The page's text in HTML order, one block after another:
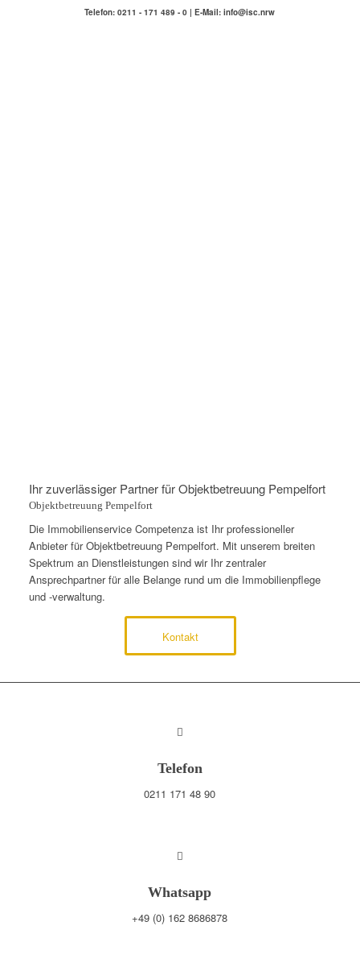
Telefon: 0211 - 171 489 - 0 | E-Mail: info@isc.nrw
Ihr zuverlässiger Partner für Objektbetreuung Pempelfort
Objektbetreuung Pempelfort
Die Immobilienservice Competenza ist Ihr professioneller
Anbieter für Objektbetreuung Pempelfort. Mit unserem breiten
Spektrum an Dienstleistungen sind wir Ihr zentraler
Ansprechpartner für alle Belange rund um die Immobilienpflege
und -verwaltung.
Kontakt
Telefon
0211 171 48 90
Whatsapp
+49 (0) 162 8686878